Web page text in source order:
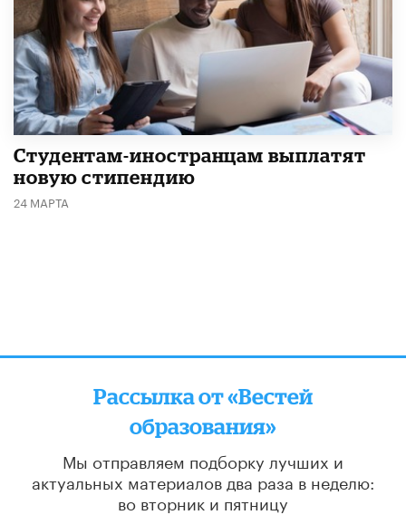
Студентам-иностранцам выплатят
новую стипендию
24 МАРТА
Рассылка от «Вестей
образования»
Мы отправляем подборку лучших и
актуальных материалов два раза в неделю:
во вторник и пятницу